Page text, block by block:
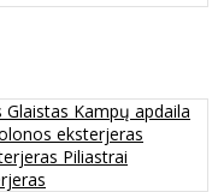
Glaistas Kampų apdaila
eksterjeras
Piliastrai